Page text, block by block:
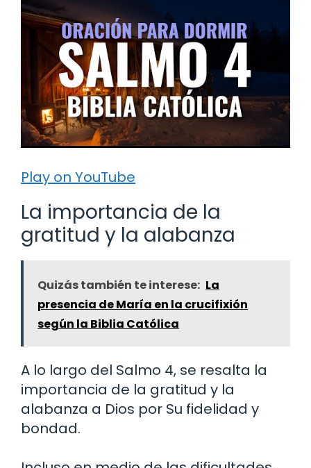
Play on YouTube
La importancia de la
gratitud y la alabanza
Quizás también te interese: La
presencia de María en la crucifixión
según la Biblia Católica
A lo largo del Salmo 4, se resalta la
importancia de la gratitud y la
alabanza a Dios por Su fidelidad y
bondad.